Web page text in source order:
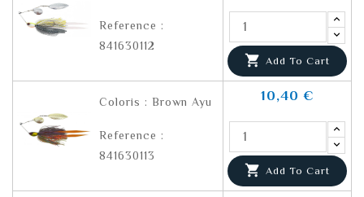
Reference :
841630112
 Add To Cart
Coloris : Brown Ayu
Reference :
841630113
10,40 €
 Add To Cart